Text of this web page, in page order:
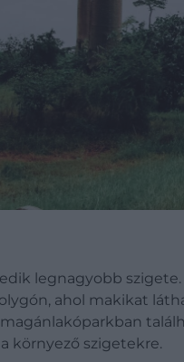
legnagyobb
ahol makikat
környező szigetekre.